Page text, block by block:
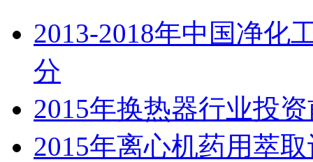
2013-2018年中国净化
分
2015年换热器行业投
2015年离心机药用萃